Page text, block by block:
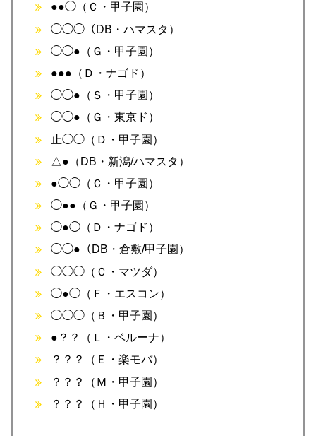
●●◯（Ｃ・甲子園）
◯◯◯（DB・ハマスタ）
◯◯●（Ｇ・甲子園）
●●●（Ｄ・ナゴド）
◯◯●（Ｓ・甲子園）
◯◯●（Ｇ・東京ド）
止◯◯（Ｄ・甲子園）
△●（DB・新潟/ハマスタ）
●◯◯（Ｃ・甲子園）
◯●●（Ｇ・甲子園）
◯●◯（Ｄ・ナゴド）
◯◯●（DB・倉敷/甲子園）
◯◯◯（Ｃ・マツダ）
◯●◯（Ｆ・エスコン）
◯◯◯（Ｂ・甲子園）
●？？（Ｌ・ベルーナ）
？？？（Ｅ・楽モバ）
？？？（Ｍ・甲子園）
？？？（Ｈ・甲子園）